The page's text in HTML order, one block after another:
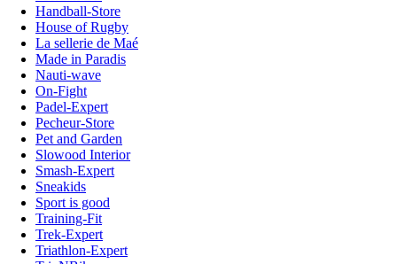
Handball-Store
House of Rugby
La sellerie de Maé
Made in Paradis
Nauti-wave
On-Fight
Padel-Expert
Pecheur-Store
Pet and Garden
Slowood Interior
Smash-Expert
Sneakids
Sport is good
Training-Fit
Trek-Expert
Triathlon-Expert